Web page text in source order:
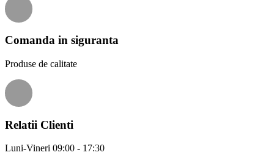
Comanda in siguranta
Produse de calitate
Relatii Clienti
Luni-Vineri 09:00 - 17:30